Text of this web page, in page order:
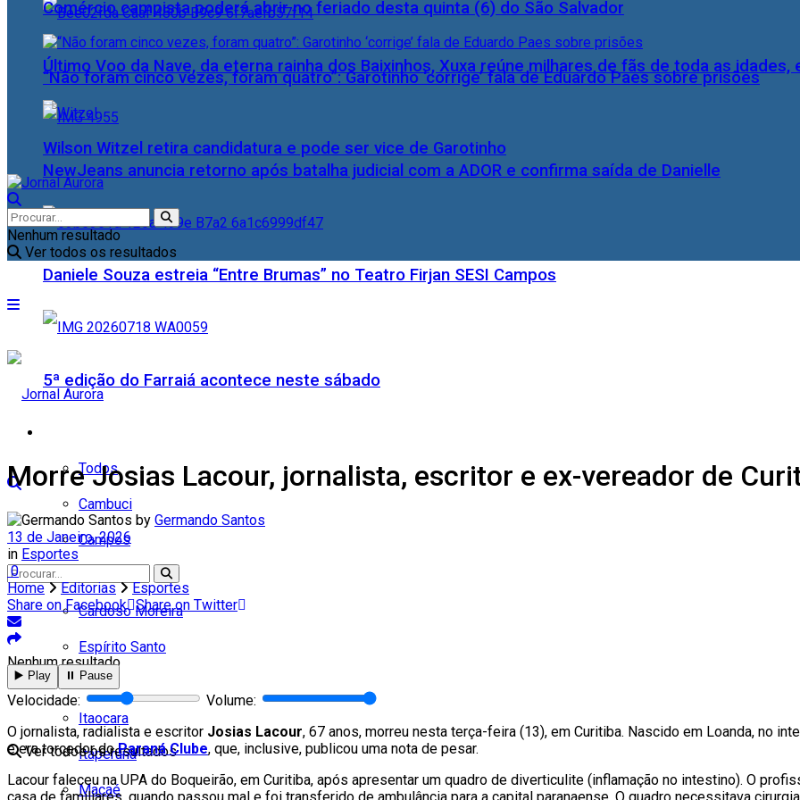
Último Voo da Nave, da eterna rainha dos Baixinhos, Xuxa reúne milhares de fãs de toda as idades,
NewJeans anuncia retorno após batalha judicial com a ADOR e confirma saída de Danielle
Daniele Souza estreia “Entre Brumas” no Teatro Firjan SESI Campos
5ª edição do Farraiá acontece neste sábado
Todos
Cambuci
Campos
Cardoso Moreira
Espírito Santo
Italva
Itaocara
Itaperuna
Macaé
Comércio campista poderá abrir no feriado desta quinta (6) do São Salvador
“Não foram cinco vezes, foram quatro”: Garotinho ‘corrige’ fala de Eduardo Paes sobre prisões
Wilson Witzel retira candidatura e pode ser vice de Garotinho
Nenhum resultado
Ver todos os resultados
Nenhum resultado
Ver todos os resultados
Morre Josias Lacour, jornalista, escritor e ex-vereador de
by Germando Santos
13 de Janeiro, 2026
in Esportes
0
Home
Editorias
Esportes
Share on Facebook Share on Twitter
▶️ Play ⏸️ Pause
Velocidade:
Volume:
O jornalista, radialista e escritor Josias Lacour, 67 anos, morreu nesta terça-feira (13), em Curitiba. Nascido em Loanda, no
e era torcedor doParaná Clube, que, inclusive, publicou uma nota de pesar.
Lacour faleceu na UPA do Boqueirão, em Curitiba, após apresentar um quadro de diverticulite (inflamação no intestino). O